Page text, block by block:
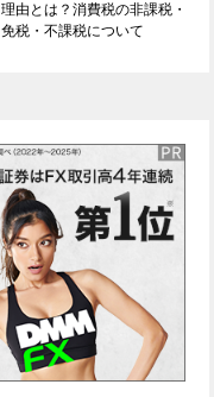
理由とは？消費税の非課税・
免税・不課税について